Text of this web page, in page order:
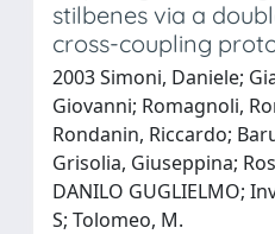
stilbenes via a
cross-coupling
2003 Simoni, Daniele;
Giovanni; Romagnoli,
Rondanin, Riccardo;
Grisolia, Giuseppina;
DANILO GUGLIELMO;
S; Tolomeo, M.